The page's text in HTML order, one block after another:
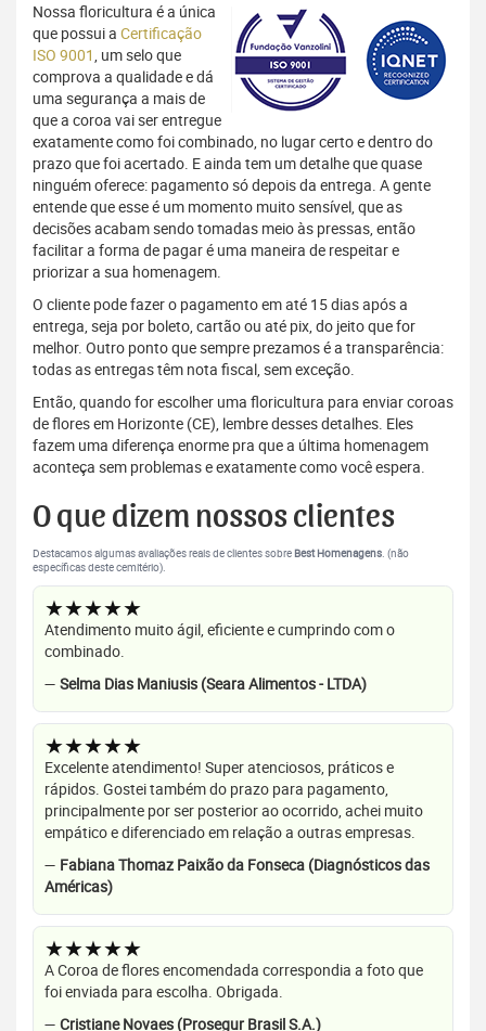
Nossa floricultura é a única
que possui a Certificação
ISO 9001, um selo que
comprova a qualidade e dá
uma segurança a mais de
que a coroa vai ser entregue
exatamente como foi combinado, no lugar certo e dentro do
prazo que foi acertado. E ainda tem um detalhe que quase
ninguém oferece: pagamento só depois da entrega. A gente
entende que esse é um momento muito sensível, que as
decisões acabam sendo tomadas meio às pressas, então
facilitar a forma de pagar é uma maneira de respeitar e
priorizar a sua homenagem.
O cliente pode fazer o pagamento em até 15 dias após a
entrega, seja por boleto, cartão ou até pix, do jeito que for
melhor. Outro ponto que sempre prezamos é a transparência:
todas as entregas têm nota fiscal, sem exceção.
Então, quando for escolher uma floricultura para enviar coroas
de flores em Horizonte (CE), lembre desses detalhes. Eles
fazem uma diferença enorme pra que a última homenagem
aconteça sem problemas e exatamente como você espera.
O que dizem nossos clientes
Destacamos algumas avaliações reais de clientes sobre Best Homenagens. (não
específicas deste cemitério).
★★★★★
Atendimento muito ágil, eficiente e cumprindo com o
combinado.
— Selma Dias Maniusis (Seara Alimentos - LTDA)
★★★★★
Excelente atendimento! Super atenciosos, práticos e
rápidos. Gostei também do prazo para pagamento,
principalmente por ser posterior ao ocorrido, achei muito
empático e diferenciado em relação a outras empresas.
— Fabiana Thomaz Paixão da Fonseca (Diagnósticos das
Américas)
★★★★★
A Coroa de flores encomendada correspondia a foto que
foi enviada para escolha. Obrigada.
— Cristiane Novaes (Prosegur Brasil S.A.)